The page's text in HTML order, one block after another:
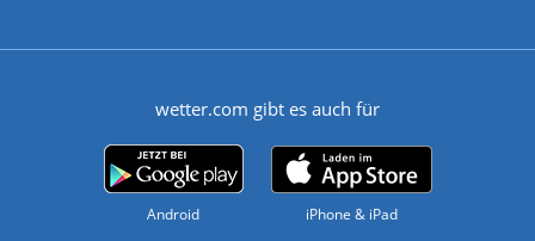
wetter.com gibt es auch für
Android iPhone & iPad